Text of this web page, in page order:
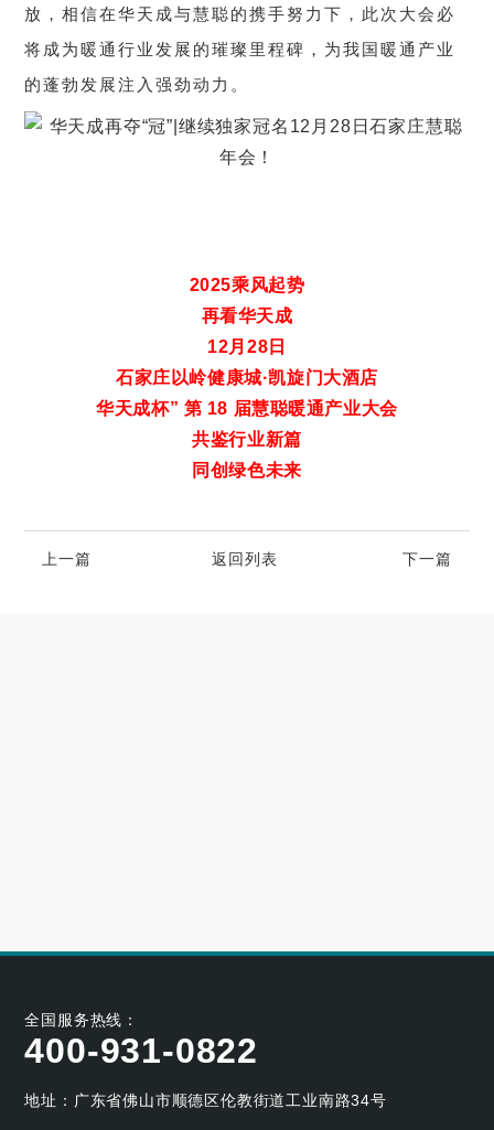
放，相信在华天成与慧聪的携手努力下，此次大会必
将成为暖通行业发展的璀璨里程碑，为我国暖通产业
的蓬勃发展注入强劲动力。
2025乘风起势
再看华天成
12月28日
石家庄以岭健康城·凯旋门大酒店
华天成杯” 第 18 届慧聪暖通产业大会
共鉴行业新篇
同创绿色未来
上一篇 返回列表 下一篇
全国服务热线：
400-931-0822
地址：广东省佛山市顺德区伦教街道工业南路34号